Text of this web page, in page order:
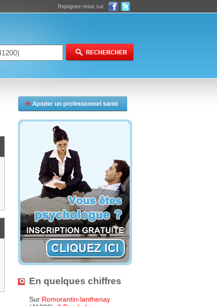
Rejoignez-nous sur
En quelques chiffres
Sur Romorantin-lanthenay